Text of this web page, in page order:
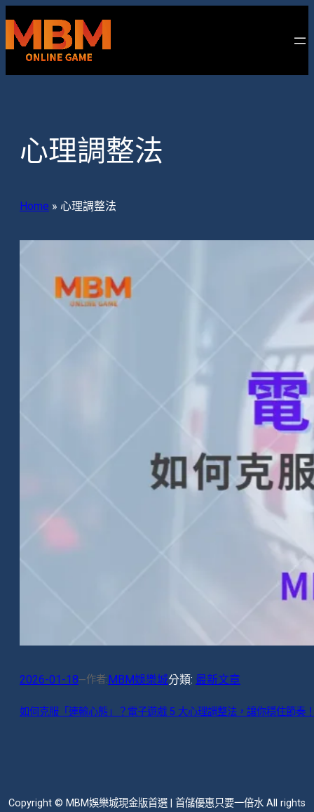
主
心理調整法
Home » 心理調整法
2026-01-18—作者:MBM娛樂城分類: 最新文章
如何克服「連輸心態」？電子遊戲 5 大心理調整法，讓你穩住節奏
Copyright © MBM娛樂城現金版首選 | 首儲優惠只要一倍水 All rights